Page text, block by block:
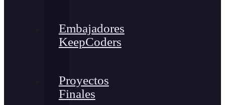
Embajadores
KeepCoders
Proyectos
Finales